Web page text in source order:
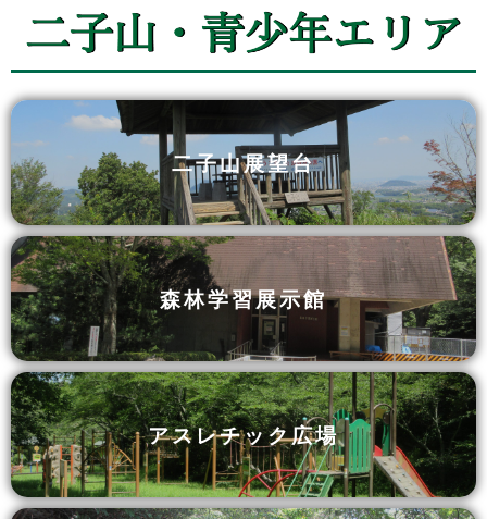
二子山展望台
森林学習展示館
アスレチック広場